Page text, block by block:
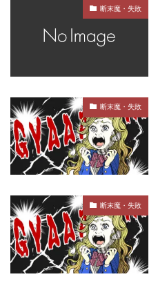
断末魔・失敗
断末魔・失敗
断末魔・失敗